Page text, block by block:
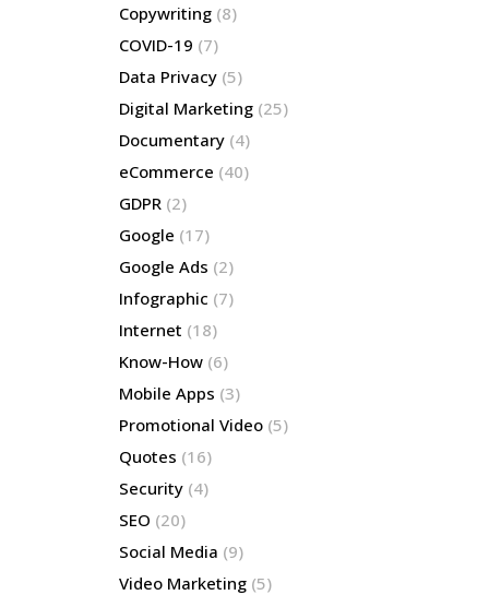
Copywriting (8)
COVID-19 (7)
Data Privacy (5)
Digital Marketing (25)
Documentary (4)
eCommerce (40)
GDPR (2)
Google (17)
Google Ads (2)
Infographic (7)
Internet (18)
Know-How (6)
Mobile Apps (3)
Promotional Video (5)
Quotes (16)
Security (4)
SEO (20)
Social Media (9)
Video Marketing (5)